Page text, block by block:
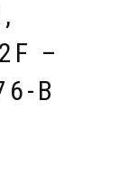
–
B